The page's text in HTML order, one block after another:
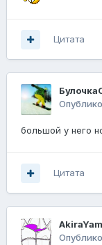
Цитата
большой у него
Цитата